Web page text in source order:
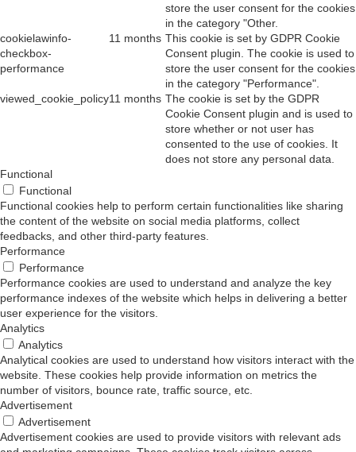
store the user consent for the cookies
in the category "Other.
cookielawinfo-
checkbox-
performance
11 months This cookie is set by GDPR Cookie
Consent plugin. The cookie is used to
store the user consent for the cookies
in the category "Performance".
viewed_cookie_policy11 months The cookie is set by the GDPR
Cookie Consent plugin and is used to
store whether or not user has
consented to the use of cookies. It
does not store any personal data.
Functional
Functional
Functional cookies help to perform certain functionalities like sharing
the content of the website on social media platforms, collect
feedbacks, and other third-party features.
Performance
Performance
Performance cookies are used to understand and analyze the key
performance indexes of the website which helps in delivering a better
user experience for the visitors.
Analytics
Analytics
Analytical cookies are used to understand how visitors interact with the
website. These cookies help provide information on metrics the
number of visitors, bounce rate, traffic source, etc.
Advertisement
Advertisement
Advertisement cookies are used to provide visitors with relevant ads